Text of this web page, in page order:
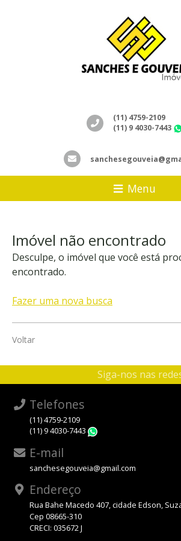
(11) 4759-2109
(11) 9 4030-7443
Menu
Imóvel não encontrado
Desculpe, o imóvel que você está
encontrado.
Fazer uma nova busca
Voltar
Siga-nos nas
Telefones
(11) 4759-2109
(11) 9 4030-7443
E-mail
sanchesegouveia@gmail.com
Endereço
Rua Bahe Macedo 407, cidade Edson,
Cep 08665-310
CRECI: 035672 J